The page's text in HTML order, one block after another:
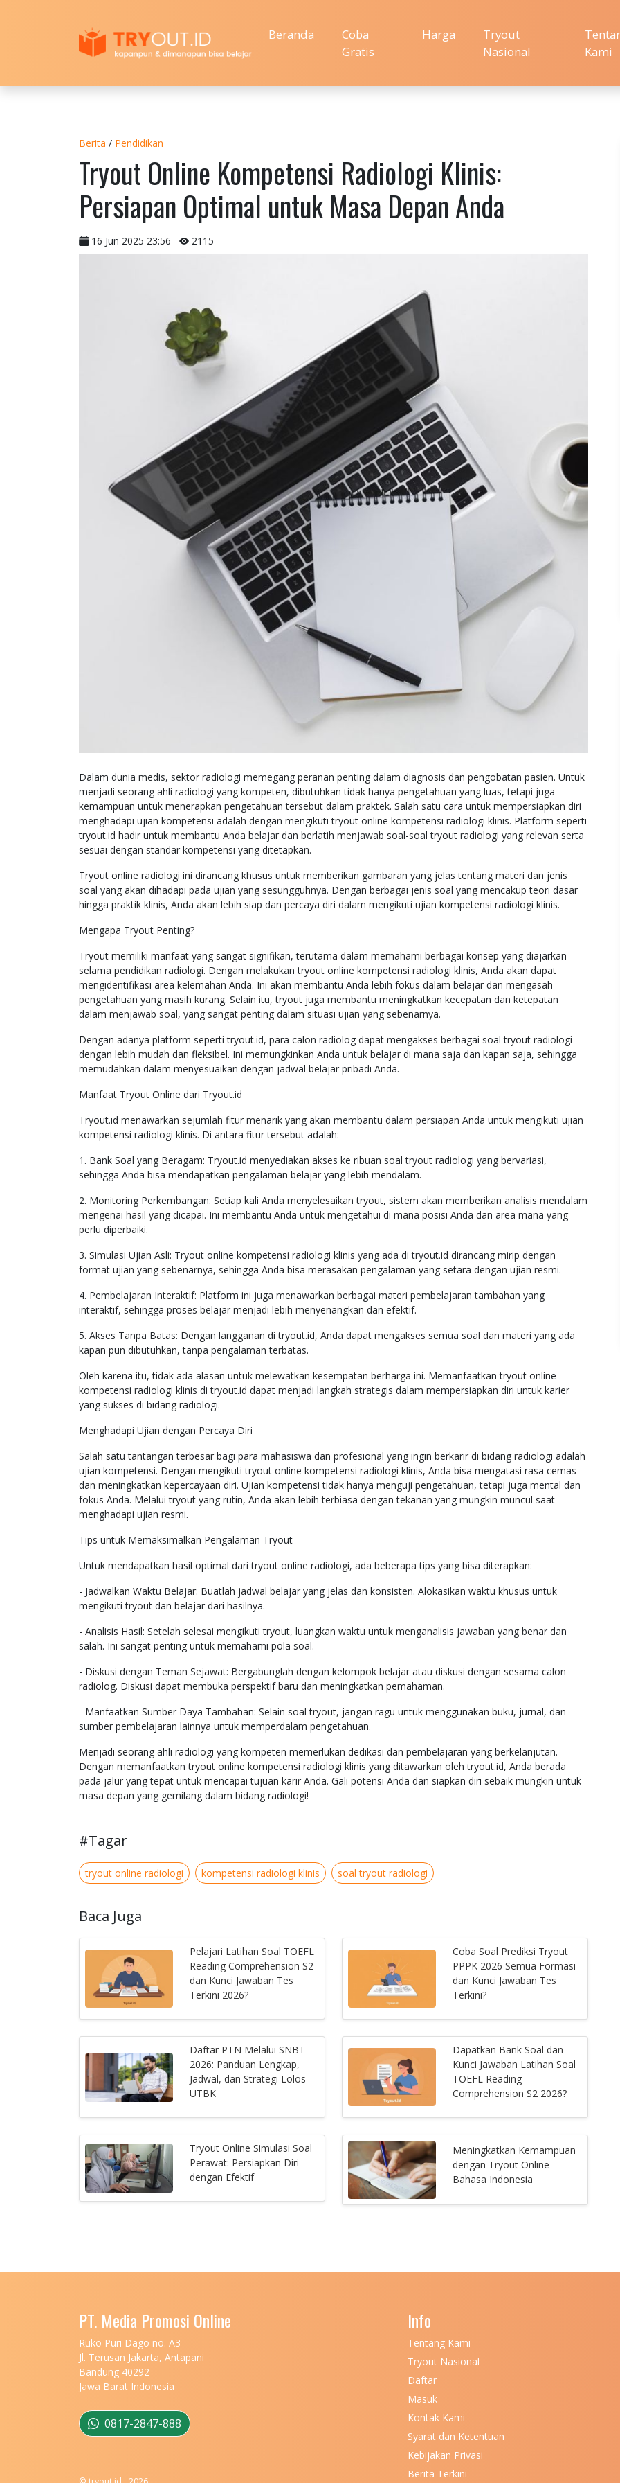
Beranda
Coba
Gratis
Harga
Tryout
Nasional
Kami
Berita / Pendidikan
Tryout Online Kompetensi Radiologi Klinis:
Persiapan Optimal untuk Masa Depan Anda
16 Jun 2025 23:56 2115
Dalam dunia medis, sektor radiologi memegang peranan penting dalam diagnosis dan pengobatan pasien. Untuk
menjadi seorang ahli radiologi yang kompeten, dibutuhkan tidak hanya pengetahuan yang luas, tetapi juga
kemampuan untuk menerapkan pengetahuan tersebut dalam praktek. Salah satu cara untuk mempersiapkan diri
menghadapi ujian kompetensi adalah dengan mengikuti tryout online kompetensi radiologi klinis. Platform seperti
tryout.id hadir untuk membantu Anda belajar dan berlatih menjawab soal-soal tryout radiologi yang relevan serta
sesuai dengan standar kompetensi yang ditetapkan.
Tryout online radiologi ini dirancang khusus untuk memberikan gambaran yang jelas tentang materi dan jenis
soal yang akan dihadapi pada ujian yang sesungguhnya. Dengan berbagai jenis soal yang mencakup teori dasar
hingga praktik klinis, Anda akan lebih siap dan percaya diri dalam mengikuti ujian kompetensi radiologi klinis.
Mengapa Tryout Penting?
Tryout memiliki manfaat yang sangat signifikan, terutama dalam memahami berbagai konsep yang diajarkan
selama pendidikan radiologi. Dengan melakukan tryout online kompetensi radiologi klinis, Anda akan dapat
mengidentifikasi area kelemahan Anda. Ini akan membantu Anda lebih fokus dalam belajar dan mengasah
pengetahuan yang masih kurang. Selain itu, tryout juga membantu meningkatkan kecepatan dan ketepatan
dalam menjawab soal, yang sangat penting dalam situasi ujian yang sebenarnya.
Dengan adanya platform seperti tryout.id, para calon radiolog dapat mengakses berbagai soal tryout radiologi
dengan lebih mudah dan fleksibel. Ini memungkinkan Anda untuk belajar di mana saja dan kapan saja, sehingga
memudahkan dalam menyesuaikan dengan jadwal belajar pribadi Anda.
Manfaat Tryout Online dari Tryout.id
Tryout.id menawarkan sejumlah fitur menarik yang akan membantu dalam persiapan Anda untuk mengikuti ujian
kompetensi radiologi klinis. Di antara fitur tersebut adalah:
1. Bank Soal yang Beragam: Tryout.id menyediakan akses ke ribuan soal tryout radiologi yang bervariasi,
sehingga Anda bisa mendapatkan pengalaman belajar yang lebih mendalam.
2. Monitoring Perkembangan: Setiap kali Anda menyelesaikan tryout, sistem akan memberikan analisis mendalam
mengenai hasil yang dicapai. Ini membantu Anda untuk mengetahui di mana posisi Anda dan area mana yang
perlu diperbaiki.
3. Simulasi Ujian Asli: Tryout online kompetensi radiologi klinis yang ada di tryout.id dirancang mirip dengan
format ujian yang sebenarnya, sehingga Anda bisa merasakan pengalaman yang setara dengan ujian resmi.
4. Pembelajaran Interaktif: Platform ini juga menawarkan berbagai materi pembelajaran tambahan yang
interaktif, sehingga proses belajar menjadi lebih menyenangkan dan efektif.
5. Akses Tanpa Batas: Dengan langganan di tryout.id, Anda dapat mengakses semua soal dan materi yang ada
kapan pun dibutuhkan, tanpa pengalaman terbatas.
Oleh karena itu, tidak ada alasan untuk melewatkan kesempatan berharga ini. Memanfaatkan tryout online
kompetensi radiologi klinis di tryout.id dapat menjadi langkah strategis dalam mempersiapkan diri untuk karier
yang sukses di bidang radiologi.
Menghadapi Ujian dengan Percaya Diri
Salah satu tantangan terbesar bagi para mahasiswa dan profesional yang ingin berkarir di bidang radiologi adalah
ujian kompetensi. Dengan mengikuti tryout online kompetensi radiologi klinis, Anda bisa mengatasi rasa cemas
dan meningkatkan kepercayaan diri. Ujian kompetensi tidak hanya menguji pengetahuan, tetapi juga mental dan
fokus Anda. Melalui tryout yang rutin, Anda akan lebih terbiasa dengan tekanan yang mungkin muncul saat
menghadapi ujian resmi.
Tips untuk Memaksimalkan Pengalaman Tryout
Untuk mendapatkan hasil optimal dari tryout online radiologi, ada beberapa tips yang bisa diterapkan:
- Jadwalkan Waktu Belajar: Buatlah jadwal belajar yang jelas dan konsisten. Alokasikan waktu khusus untuk
mengikuti tryout dan belajar dari hasilnya.
- Analisis Hasil: Setelah selesai mengikuti tryout, luangkan waktu untuk menganalisis jawaban yang benar dan
salah. Ini sangat penting untuk memahami pola soal.
- Diskusi dengan Teman Sejawat: Bergabunglah dengan kelompok belajar atau diskusi dengan sesama calon
radiolog. Diskusi dapat membuka perspektif baru dan meningkatkan pemahaman.
- Manfaatkan Sumber Daya Tambahan: Selain soal tryout, jangan ragu untuk menggunakan buku, jurnal, dan
sumber pembelajaran lainnya untuk memperdalam pengetahuan.
Menjadi seorang ahli radiologi yang kompeten memerlukan dedikasi dan pembelajaran yang berkelanjutan.
Dengan memanfaatkan tryout online kompetensi radiologi klinis yang ditawarkan oleh tryout.id, Anda berada
pada jalur yang tepat untuk mencapai tujuan karir Anda. Gali potensi Anda dan siapkan diri sebaik mungkin untuk
masa depan yang gemilang dalam bidang radiologi!
#Tagar
tryout online radiologi kompetensi radiologi klinis soal tryout radiologi
Baca Juga
Pelajari Latihan Soal TOEFL
Reading Comprehension S2
dan Kunci Jawaban Tes
Terkini 2026?
Coba Soal Prediksi Tryout
PPPK 2026 Semua Formasi
dan Kunci Jawaban Tes
Terkini?
Daftar PTN Melalui SNBT
2026: Panduan Lengkap,
Jadwal, dan Strategi Lolos
UTBK
Dapatkan Bank Soal dan
Kunci Jawaban Latihan Soal
TOEFL Reading
Comprehension S2 2026?
Tryout Online Simulasi Soal
Perawat: Persiapkan Diri
dengan Efektif
Meningkatkan Kemampuan
dengan Tryout Online
Bahasa Indonesia
PT. Media Promosi Online
Ruko Puri Dago no. A3
Jl. Terusan Jakarta, Antapani
Bandung 40292
Jawa Barat Indonesia
0817-2847-888
Info
Tentang Kami
Tryout Nasional
Daftar
Masuk
Kontak Kami
Syarat dan Ketentuan
Kebijakan Privasi
Berita Terkini